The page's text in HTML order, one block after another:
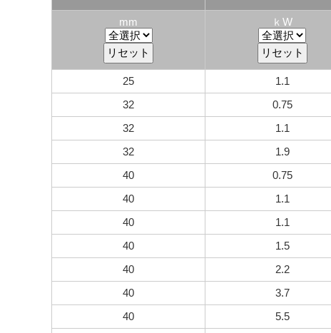
mm
ｋW
25 1.1
32
0.75
32
1.1
32
1.9
40
0.75
40
1.1
40
1.1
40
1.5
40
2.2
40
3.7
40
5.5